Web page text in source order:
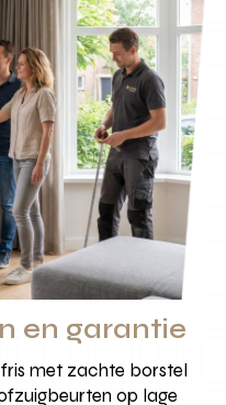
en garantie
met zachte borstel
op lage